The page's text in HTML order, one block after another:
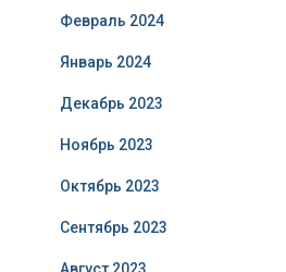
Февраль 2024
Январь 2024
Декабрь 2023
Ноябрь 2023
Октябрь 2023
Сентябрь 2023
Август 2023